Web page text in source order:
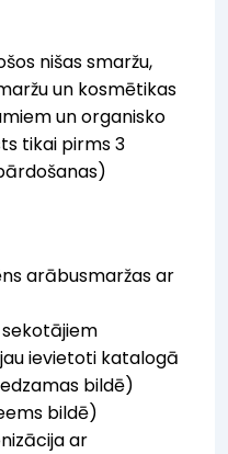
nišas smaržu,
un kosmētikas
un organisko
tikai pirms 3
arābusmaržas ar
ievietoti katalogā
bildē)
bildē)
ar